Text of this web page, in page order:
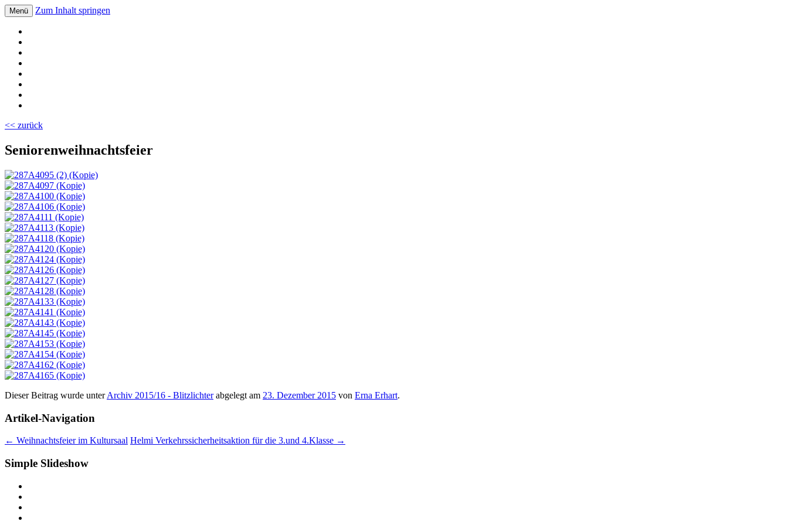
Volksschule Bad Blumau
Menü Zum Inhalt springen
<< zurück
Seniorenweihnachtsfeier
Dieser Beitrag wurde unterArchiv 2015/16 - Blitzlichterabgelegt am 23. Dezember 2015 von Erna Erhart.
Artikel-Navigation
← Weihnachtsfeier im Kultursaal Helmi Verkehrssicherheitsaktion für die 3.und 4.Klasse →
Simple Slideshow